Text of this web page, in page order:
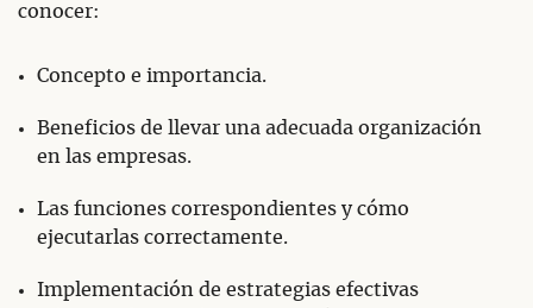
conocer:
Concepto e importancia.
Beneficios de llevar una adecuada organización
en las empresas.
Las funciones correspondientes y cómo
ejecutarlas correctamente.
Implementación de estrategias efectivas